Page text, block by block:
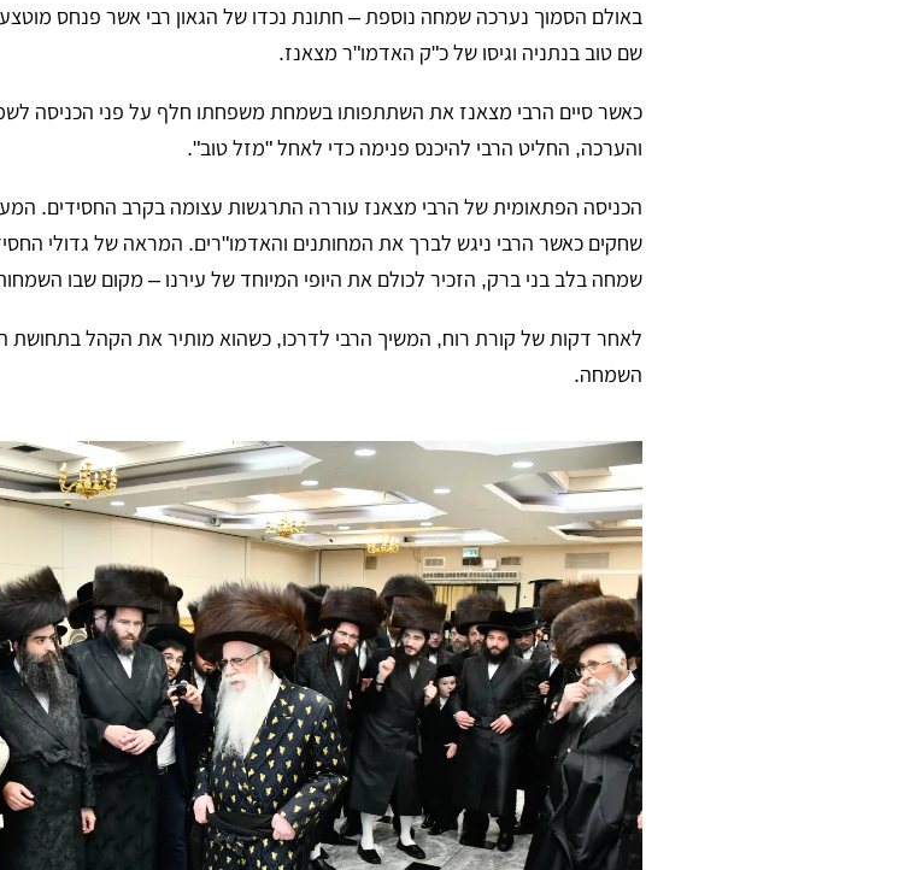
באולם הסמוך נערכה שמחה נוספת – חתונת נכדו של הגאון רבי אשר פנחס
שם טוב בנתניה וגיסו של כ"ק האדמו"ר מצאנז.
כאשר סיים הרבי מצאנז את השתתפותו בשמחת משפחתו חלף על פני הכניסה
והערכה, החליט הרבי להיכנס פנימה כדי לאחל "מזל טוב".
הכניסה הפתאומית של הרבי מצאנז עוררה התרגשות עצומה בקרב החסידים.
שחקים כאשר הרבי ניגש לברך את המחותנים והאדמו"רים. המראה של גדולי
שמחה בלב בני ברק, הזכיר לכולם את היופי המיוחד של עירנו – מקום שבו
לאחר דקות של קורת רוח, המשיך הרבי לדרכו, כשהוא מותיר את הקהל בתחושת
השמחה.